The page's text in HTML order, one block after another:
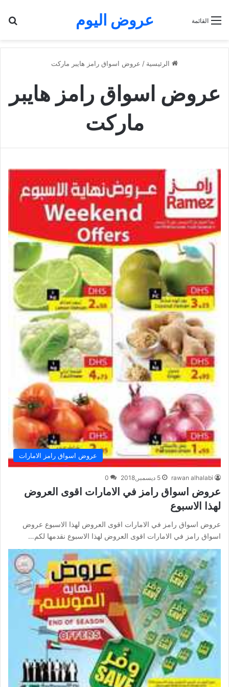
عروض اليوم القائمة
الرئيسية / عروض اسواق رامز هايبر ماركت
عروض اسواق رامز هايبر
ماركت
عروض اسواق رامز الامارات
rawan alhalabi 5 ديسمبر,2018 0
عروض اسواق رامز في الامارات اقوى العروض
لهذا الاسبوع
عروض اسواق رامز في الامارات اقوى العروض لهذا الاسبوع عروض
اسواق رامز في الامارات اقوى العروض لهذا الاسبوع نقدمها لكم…